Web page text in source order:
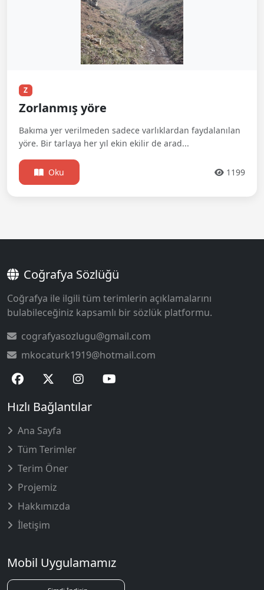
Z
Zorlanmış yöre
Bakıma yer verilmeden sadece varlıklardan faydalanılan
yöre. Bir tarlaya her yıl ekin ekilir de arad...
Oku 1199
Coğrafya Sözlüğü
Coğrafya ile ilgili tüm terimlerin açıklamalarını
bulabileceğiniz kapsamlı bir sözlük platformu.
cografyasozlugu@gmail.com
mkocaturk1919@hotmail.com
Hızlı Bağlantılar
Ana Sayfa
Tüm Terimler
Terim Öner
Projemiz
Hakkımızda
İletişim
Mobil Uygulamamız